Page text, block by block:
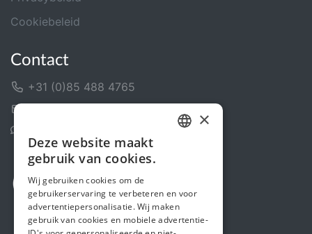
Cookiebeleid
Contact
+31 (0)85 488 4765
ENGLISH
×
Deze website maakt
gebruik van cookies.
Wij gebruiken cookies om de
gebruikerservaring te verbeteren en voor
advertentiepersonalisatie. Wij maken
gebruik van cookies en mobiele advertentie-